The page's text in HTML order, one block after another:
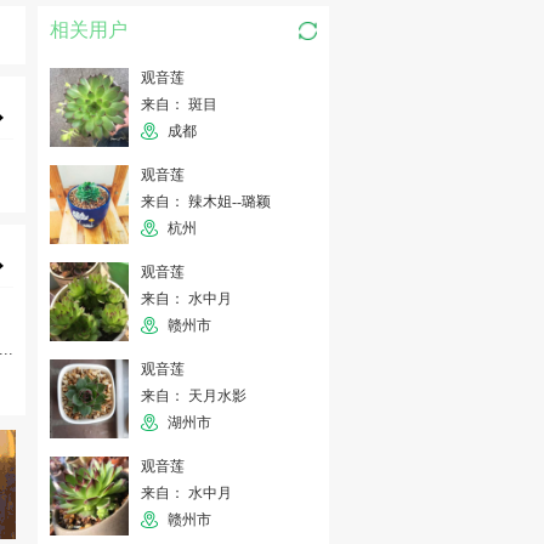
相关用户
观音莲
来自： 斑目
成都
观音莲
来自： 辣木姐--璐颖
杭州
观音莲
来自： 水中月
赣州市
观音莲
来自： 天月水影
湖州市
观音莲
来自： 水中月
赣州市